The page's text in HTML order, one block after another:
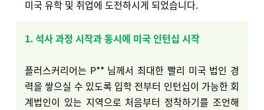
미국 유학 및 취업에 도전하시게 되었습니다.
1. 석사 과정 시작과 동시에 미국 인턴십 시작
플러스커리어는 P** 님께서 최대한 빨리 미국 법인 경
력을 쌓으실 수 있도록 입학 전부터 인턴십이 가능한 회
계법인이 있는 지역으로 처음부터 정착하기를 조언해